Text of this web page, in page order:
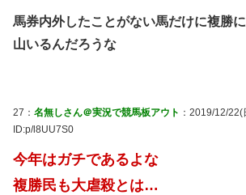
馬券内外したことがない馬だけに複勝
山いるんだろうな
27： 名無しさん＠実況で競馬板アウト ：2019/12/
ID:p/l8UU7S0
今年はガチであるよな
複勝民も大虐殺とは…